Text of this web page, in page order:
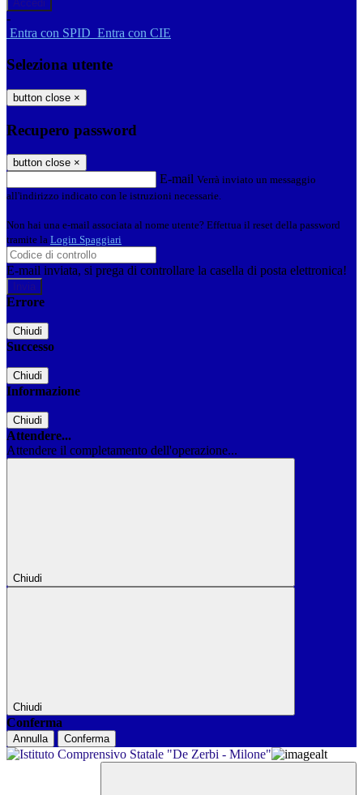
-
Entra con SPID Entra con CIE
Seleziona utente
button close ×
Recupero password
button close ×
E-mail Verrà inviato un messaggio
all'indirizzo indicato con le istruzioni necessarie.
Non hai una e-mail associata al nome utente? Effettua il reset della password
tramite la Login Spaggiari
E-mail inviata, si prega di controllare la casella di posta elettronica!
Errore
Chiudi
Successo
Chiudi
Informazione
Chiudi
Attendere...
Attendere il completamento dell'operazione...
Chiudi
Chiudi
Conferma
Annulla Conferma